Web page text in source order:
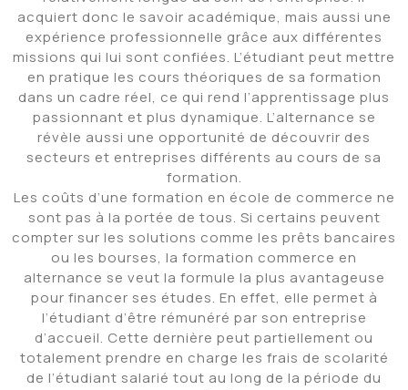
acquiert donc le savoir académique, mais aussi une
expérience professionnelle grâce aux différentes
missions qui lui sont confiées. L’étudiant peut mettre
en pratique les cours théoriques de sa formation
dans un cadre réel, ce qui rend l’apprentissage plus
passionnant et plus dynamique. L’alternance se
révèle aussi une opportunité de découvrir des
secteurs et entreprises différents au cours de sa
formation.
Les coûts d’une formation en école de commerce ne
sont pas à la portée de tous. Si certains peuvent
compter sur les solutions comme les prêts bancaires
ou les bourses, la formation commerce en
alternance se veut la formule la plus avantageuse
pour financer ses études. En effet, elle permet à
l’étudiant d’être rémunéré par son entreprise
d’accueil. Cette dernière peut partiellement ou
totalement prendre en charge les frais de scolarité
de l’étudiant salarié tout au long de la période du